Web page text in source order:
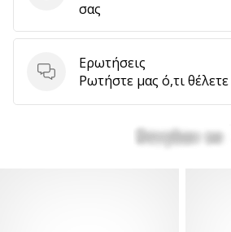
σας
Ερωτήσεις
Ερωτήσεις
Ρωτήστε μας ό,τι θέλετε